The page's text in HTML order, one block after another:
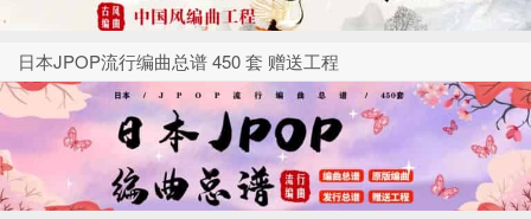
日本JPOP流行编曲总谱 450 套 赠送工程